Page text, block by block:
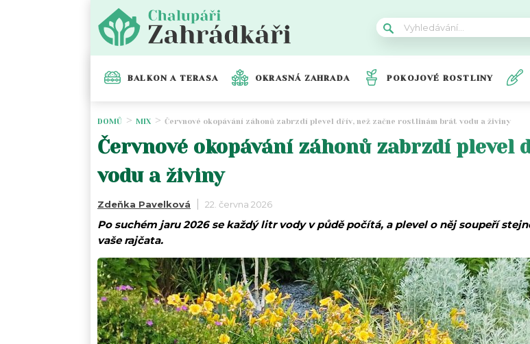
BALKON A TERASA OKRASNÁ ZAHRADA POKOJOVÉ ROSTLINY
DOMŮ MIX Červnové okopávání záhonů zabrzdí plevel dřív, než začne rostlinám brát vodu a živiny
Červnové okopávání záhonů zabrzdí
vodu a živiny
Zdeňka Pavelková 22. června 2026
Po suchém jaru 2026 se každý litr vody v půdě počítá, a plevel o něj soupeří
vaše rajčata.